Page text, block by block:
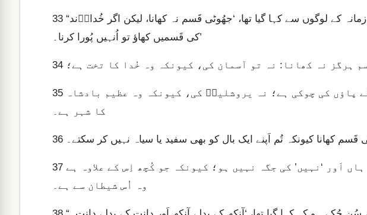
33 “اَور تُم یہ بھی سُن چُکے ہو کہ پُرانے زمانہ کے لوگوں سے کہا گیا تھا، ‘جھُوٹی قَسم نہ کھانا، لیکن اگر خُداوؔند
کی قَسمیں کھاؤ تو اُنہیں پُورا کرنا۔’
34 ہرگز نہ کھانا: نہ تو آسمان کی، کیونکہ وہ خُدا کا تخت ہے؛
35
کا شہر ہے۔
36 قَسم کھانا کیونکہ تُم اَپنے ایک بال کو بھی سفید یا سیاہ نہیں کر سکتے۔
37
وہ اُس شیطان سے ہے۔